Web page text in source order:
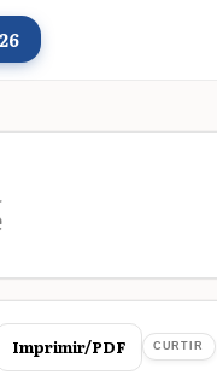
Imprimir/PDF CURTIR